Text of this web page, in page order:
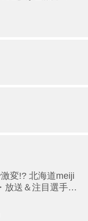
変!? 北海道meiji
放送＆注目選手ま